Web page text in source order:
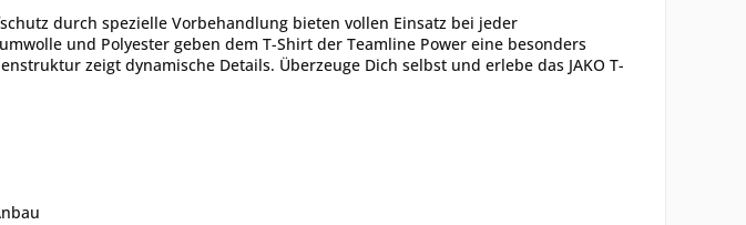
durch spezielle Vorbehandlung bieten vollen Einsatz bei jeder
und Polyester geben dem T-Shirt der Teamline Power eine besonders
zeigt dynamische Details. Überzeuge Dich selbst und erlebe das JAKO T-